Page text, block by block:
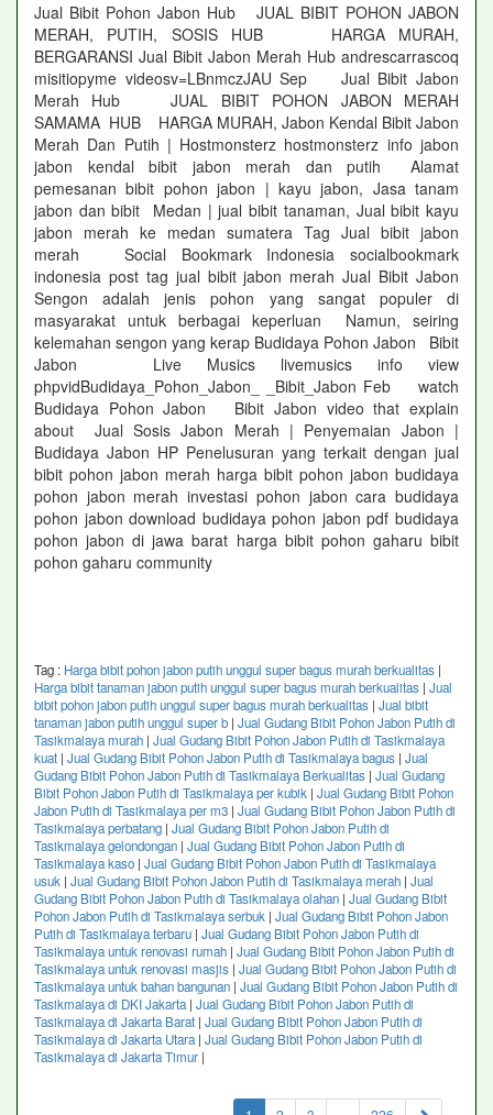
Jual Bibit Pohon Jabon Hub JUAL BIBIT POHON JABON
MERAH, PUTIH, SOSIS HUB HARGA MURAH,
BERGARANSI Jual Bibit Jabon Merah Hub andrescarrascoq
misitiopyme videosv=LBnmczJAU Sep Jual Bibit Jabon
Merah Hub JUAL BIBIT POHON JABON MERAH
SAMAMA HUB HARGA MURAH, Jabon Kendal Bibit Jabon
Merah Dan Putih | Hostmonsterz hostmonsterz info jabon
jabon kendal bibit jabon merah dan putih Alamat
pemesanan bibit pohon jabon | kayu jabon, Jasa tanam
jabon dan bibit Medan | jual bibit tanaman, Jual bibit kayu
jabon merah ke medan sumatera Tag Jual bibit jabon
merah Social Bookmark Indonesia socialbookmark
indonesia post tag jual bibit jabon merah Jual Bibit Jabon
Sengon adalah jenis pohon yang sangat populer di
masyarakat untuk berbagai keperluan Namun, seiring
kelemahan sengon yang kerap Budidaya Pohon Jabon Bibit
Jabon Live Musics livemusics info view
phpvidBudidaya_Pohon_Jabon_ _Bibit_Jabon Feb watch
Budidaya Pohon Jabon Bibit Jabon video that explain
about Jual Sosis Jabon Merah | Penyemaian Jabon |
Budidaya Jabon HP Penelusuran yang terkait dengan jual
bibit pohon jabon merah harga bibit pohon jabon budidaya
pohon jabon merah investasi pohon jabon cara budidaya
pohon jabon download budidaya pohon jabon pdf budidaya
pohon jabon di jawa barat harga bibit pohon gaharu bibit
pohon gaharu community
Tag : Harga bibit pohon jabon putih unggul super bagus murah berkualitas |
Harga bibit tanaman jabon putih unggul super bagus murah berkualitas | Jual
bibit pohon jabon putih unggul super bagus murah berkualitas | Jual bibit
tanaman jabon putih unggul super b | Jual Gudang Bibit Pohon Jabon Putih di
Tasikmalaya murah | Jual Gudang Bibit Pohon Jabon Putih di Tasikmalaya
kuat | Jual Gudang Bibit Pohon Jabon Putih di Tasikmalaya bagus | Jual
Gudang Bibit Pohon Jabon Putih di Tasikmalaya Berkualitas | Jual Gudang
Bibit Pohon Jabon Putih di Tasikmalaya per kubik | Jual Gudang Bibit Pohon
Jabon Putih di Tasikmalaya per m3 | Jual Gudang Bibit Pohon Jabon Putih di
Tasikmalaya perbatang | Jual Gudang Bibit Pohon Jabon Putih di
Tasikmalaya gelondongan | Jual Gudang Bibit Pohon Jabon Putih di
Tasikmalaya kaso | Jual Gudang Bibit Pohon Jabon Putih di Tasikmalaya
usuk | Jual Gudang Bibit Pohon Jabon Putih di Tasikmalaya merah | Jual
Gudang Bibit Pohon Jabon Putih di Tasikmalaya olahan | Jual Gudang Bibit
Pohon Jabon Putih di Tasikmalaya serbuk | Jual Gudang Bibit Pohon Jabon
Putih di Tasikmalaya terbaru | Jual Gudang Bibit Pohon Jabon Putih di
Tasikmalaya untuk renovasi rumah | Jual Gudang Bibit Pohon Jabon Putih di
Tasikmalaya untuk renovasi masjis | Jual Gudang Bibit Pohon Jabon Putih di
Tasikmalaya untuk bahan bangunan | Jual Gudang Bibit Pohon Jabon Putih di
Tasikmalaya di DKI Jakarta| Jual Gudang Bibit Pohon Jabon Putih di
Tasikmalaya di Jakarta Barat | Jual Gudang Bibit Pohon Jabon Putih di
Tasikmalaya di Jakarta Utara| Jual Gudang Bibit Pohon Jabon Putih di
Tasikmalaya di Jakarta Timur |